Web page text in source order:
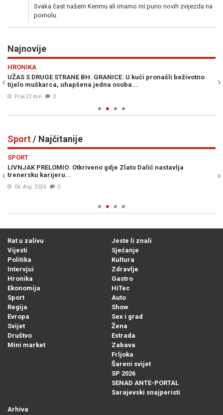
Svaka čast našem Kerimu ali imamo mi puno novih zvijezda na
pomolu.
Najnovije
HRONIKA
UŽAS S DRUGE STRANE BH. GRANICE: U kući pronašli beživotno
tijelo muškarca, uhapšena jedna osoba...
Prije 22 min 0
Sport/ Najčitanije
SPORT
LIVNJAK PRELOMIO: Otkriveno gdje Zlato Dalić nastavlja
trenersku karijeru...
06. Avg. 2026 0
Rat u zalivu
Vijesti
Politika
Intervjui
Hronika
Ekonomija
Sport
Regija
Evropa
Svijet
Društvo
Mini market
Jeste li znali
Sjećanje
Kultura
Zdravlje
Gastro
HiTec
Auto
Show
Sex i grad
Žena
Estrada
Zabava
Frljoka
Šareni svijet
SP 2026
SENAD ANTE-PORTAL
Sarajevski snajperisti
Arhiva